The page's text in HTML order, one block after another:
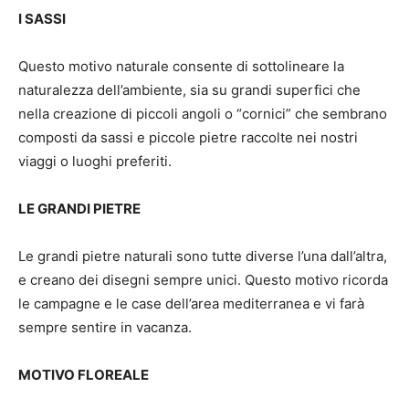
I SASSI
Questo motivo naturale consente di sottolineare la
naturalezza dell’ambiente, sia su grandi superfici che
nella creazione di piccoli angoli o “cornici” che sembrano
composti da sassi e piccole pietre raccolte nei nostri
viaggi o luoghi preferiti.
LE GRANDI PIETRE
Le grandi pietre naturali sono tutte diverse l’una dall’altra,
e creano dei disegni sempre unici. Questo motivo ricorda
le campagne e le case dell’area mediterranea e vi farà
sempre sentire in vacanza.
MOTIVO FLOREALE